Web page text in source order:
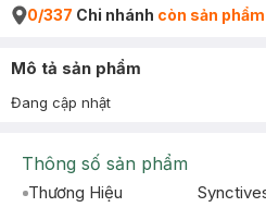
0/337 Chi nhánh còn sản phẩm
Mô tả sản phẩm
Đang cập nhật
Thông số sản phẩm
Thương Hiệu